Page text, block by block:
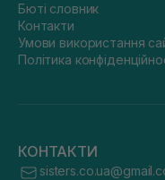
Бюті словник
Контакти
Умови використання
Політика
КОНТАКТИ